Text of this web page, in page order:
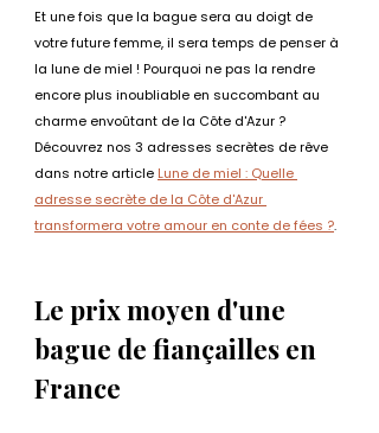
Et une fois que la bague sera au doigt de
votre future femme, il sera temps de penser à
la lune de miel ! Pourquoi ne pas la rendre
encore plus inoubliable en succombant au
charme envoûtant de la Côte d'Azur ?
Découvrez nos 3 adresses secrètes de rêve
dans notre article Lune de miel : Quelle
adresse secrète de la Côte d'Azur
transformera votre amour en conte de fées ?.
Le prix moyen d'une
bague de fiançailles en
France